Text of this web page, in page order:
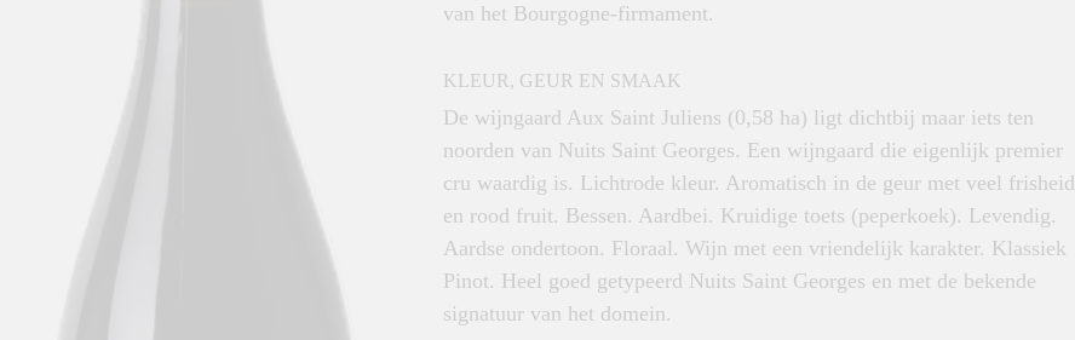
van het Bourgogne-firmament.
KLEUR, GEUR EN SMAAK
De wijngaard Aux Saint Juliens (0,58 ha) ligt dichtbij maar iets ten
noorden van Nuits Saint Georges. Een wijngaard die eigenlijk premier
cru waardig is. Lichtrode kleur. Aromatisch in de geur met veel frisheid
en rood fruit. Bessen. Aardbei. Kruidige toets (peperkoek). Levendig.
Aardse ondertoon. Floraal. Wijn met een vriendelijk karakter. Klassiek
Pinot. Heel goed getypeerd Nuits Saint Georges en met de bekende
signatuur van het domein.